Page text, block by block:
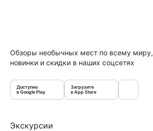
Обзоры необычных мест по всему миру,
новинки и скидки в наших соцсетях
Доступно
в Google Play
Загрузите
в App Store
Экскурсии